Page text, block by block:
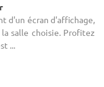
d'un écran d'affichage,
salle choisie. Profitez
...